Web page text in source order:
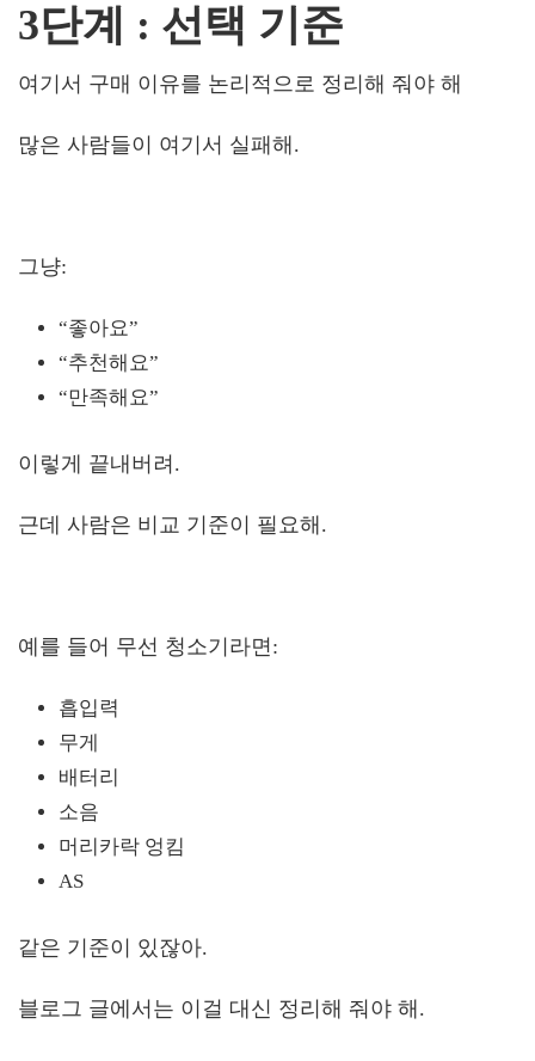
3단계 : 선택 기준
여기서 구매 이유를 논리적으로 정리해 줘야 해
많은 사람들이 여기서 실패해.
그냥:
“좋아요”
“추천해요”
“만족해요”
이렇게 끝내버려.
근데 사람은 비교 기준이 필요해.
예를 들어 무선 청소기라면:
흡입력
무게
배터리
소음
머리카락 엉킴
AS
같은 기준이 있잖아.
블로그 글에서는 이걸 대신 정리해 줘야 해.